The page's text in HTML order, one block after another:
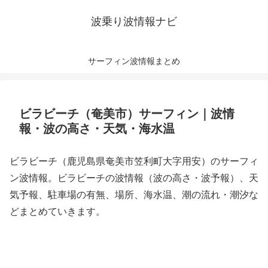
波乗り波情報ナビ
サーフィン波情報まとめ
ビラビーチ（奄美市）サーフィン｜波情
報・波の高さ・天気・海水温
ビラビーチ（鹿児島県奄美市笠利町大字用安）のサーフィ
ン波情報。ビラビーチの波情報（波の高さ・波予報）、天
気予報、駐車場の有無、場所、海水温、潮の流れ・潮汐な
どまとめていきます。